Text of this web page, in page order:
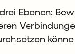
Ebenen: